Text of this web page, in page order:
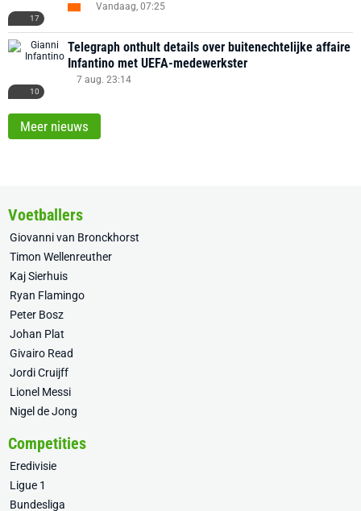
17
Vandaag, 07:25
10
Telegraph onthult details over buitenechtelijke affaire
Infantino met UEFA-medewerkster
7 aug. 23:14
Meer nieuws
Voetballers
Giovanni van Bronckhorst
Timon Wellenreuther
Kaj Sierhuis
Ryan Flamingo
Peter Bosz
Johan Plat
Givairo Read
Jordi Cruijff
Lionel Messi
Nigel de Jong
Competities
Eredivisie
Ligue 1
Bundesliga